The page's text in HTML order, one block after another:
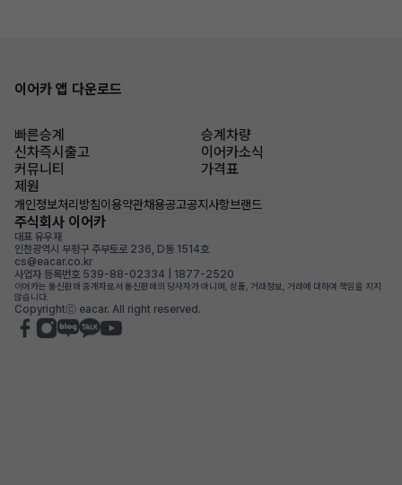
이어카 앱 다운로드
빠른승계
승계차량
신차즉시출고
이어카소식
커뮤니티
가격표
제원
개인정보처리방침이용약관채용공고공지사항브랜드
주식회사 이어카
대표 유우재
인천광역시 부평구 주부토로 236, D동 1514호
cs@eacar.co.kr
사업자 등록번호 539-88-02334 | 1877-2520
이어카는 통신판매 중개자로서 통신판매의 당사자가 아니며, 상품, 거래정보, 거래에 대하여 책임을 지지
않습니다.
Copyrightⓒ eacar. All right reserved.